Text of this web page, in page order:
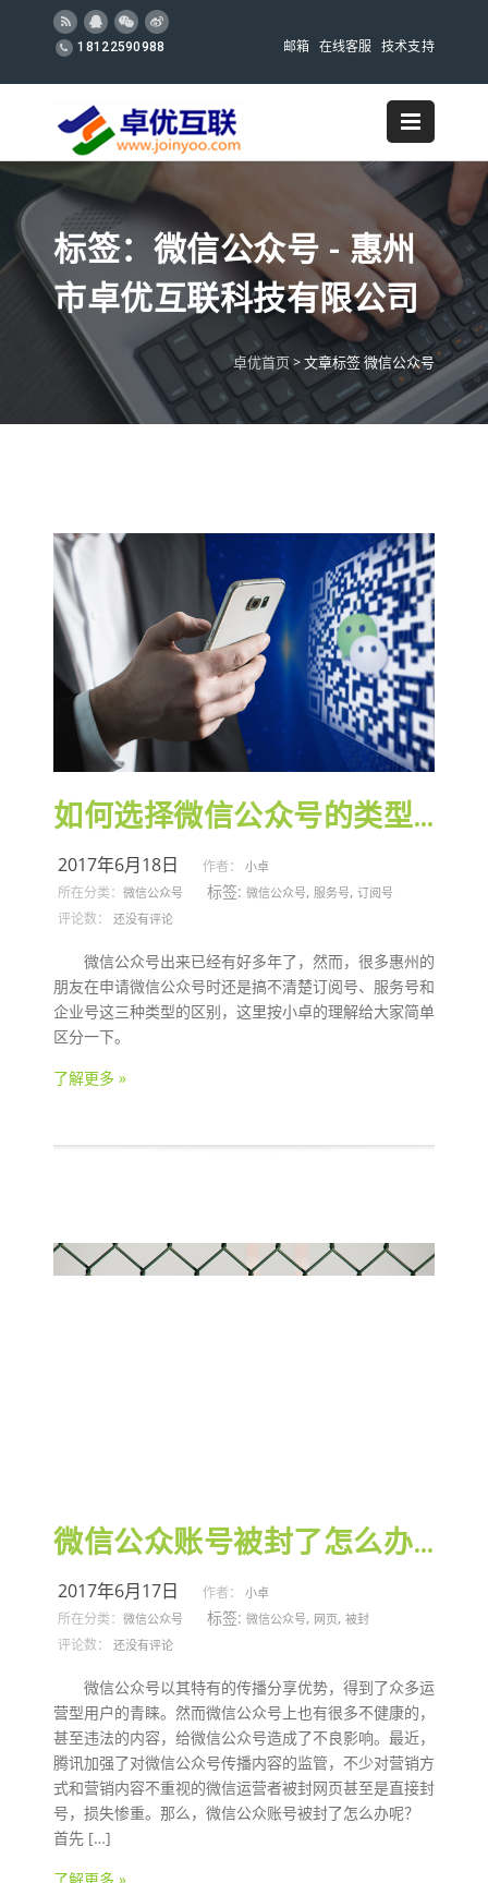
18122590988 邮箱 在线客服 技术支持
标签：微信公众号 - 惠州
市卓优互联科技有限公司
卓优首页>文章标签 微信公众号
如何选择微信公众号的类型？
2017年6月18日 作者： 小卓
所在分类： 微信公众号 标签: 微信公众号, 服务号, 订阅号
评论数： 还没有评论
微信公众号出来已经有好多年了，然而，很多惠州的
朋友在申请微信公众号时还是搞不清楚订阅号、服务号和
企业号这三种类型的区别，这里按小卓的理解给大家简单
区分一下。
了解更多 »
微信公众账号被封了怎么办？
2017年6月17日 作者： 小卓
所在分类： 微信公众号 标签: 微信公众号, 网页, 被封
评论数： 还没有评论
微信公众号以其特有的传播分享优势，得到了众多运
营型用户的青睐。然而微信公众号上也有很多不健康的，
甚至违法的内容，给微信公众号造成了不良影响。最近，
腾讯加强了对微信公众号传播内容的监管，不少对营销方
式和营销内容不重视的微信运营者被封网页甚至是直接封
号，损失惨重。那么，微信公众账号被封了怎么办呢？
首先 […]
了解更多 »